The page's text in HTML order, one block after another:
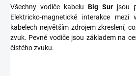
Všechny vodiče kabelu Big Sur jsou
Elektricko-magnetické interakce
kabelech největším zdrojem zkreslení,
zvuk. Pevné vodiče jsou základem na
čistého zvuku.